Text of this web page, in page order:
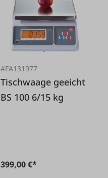
#FA131977
Tischwaage geeicht
BS 100 6/15 kg
399,00 €*